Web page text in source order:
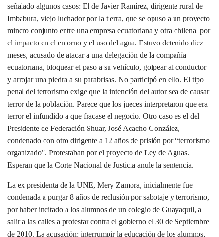
señalado algunos casos: El de Javier Ramírez, dirigente rural de
Imbabura, viejo luchador por la tierra, que se opuso a un proyecto
minero conjunto entre una empresa ecuatoriana y otra chilena, por
el impacto en el entorno y el uso del agua. Estuvo detenido diez
meses, acusado de atacar a una delegación de la compañía
ecuatoriana, bloquear el paso a su vehículo, golpear al conductor
y arrojar una piedra a su parabrisas. No participó en ello. El tipo
penal del terrorismo exige que la intención del autor sea de causar
terror de la población. Parece que los jueces interpretaron que era
terror el infundido a que fracase el negocio. Otro caso es el del
Presidente de Federación Shuar, José Acacho González,
condenado con otro dirigente a 12 años de prisión por “terrorismo
organizado”. Protestaban por el proyecto de Ley de Aguas.
Esperan que la Corte Nacional de Justicia anule la sentencia.
La ex presidenta de la UNE, Mery Zamora, inicialmente fue
condenada a purgar 8 años de reclusión por sabotaje y terrorismo,
por haber incitado a los alumnos de un colegio de Guayaquil, a
salir a las calles a protestar contra el gobierno el 30 de Septiembre
de 2010. La acusación: interrumpir la educación de los alumnos,